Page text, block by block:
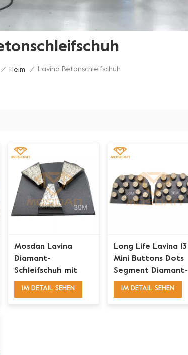
/ Heim / Lavina Betonschleifschuh
Mosdan Lavina
Diamant-
Schleifschuh mit
dreifach
IM DETAIL SEHEN
Long Life Lavina 13
Mini Buttons Dots
Segment Diamant-
Schleifplatte
IM DETAIL SEHEN